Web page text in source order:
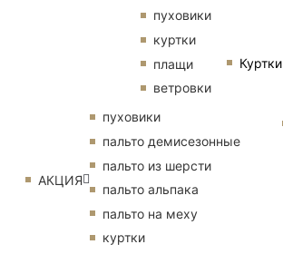
Куртки
пуховики
куртки
плащи
ветровки
АКЦИЯ
пуховики
пальто демисезонные
пальто из шерсти
пальто альпака
пальто на меху
куртки